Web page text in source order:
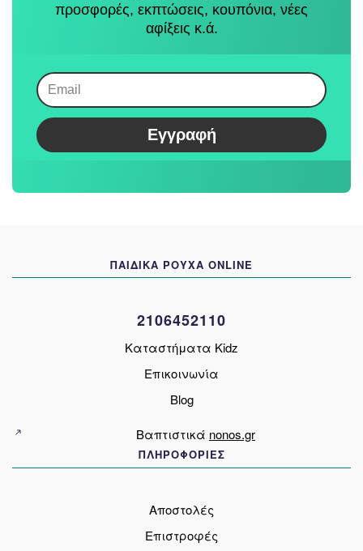
προσφορές, εκπτώσεις, κουπόνια, νέες
αφίξεις κ.ά.
Εγγραφή
ΠΑΙΔΙΚΑ ΡΟΥΧΑ ONLINE
2106452110
Καταστήματα Kidz
Επικοινωνία
Blog
Βαπτιστικά nonos.gr
ΠΛΗΡΟΦΟΡΙΕΣ
Αποστολές
Επιστροφές